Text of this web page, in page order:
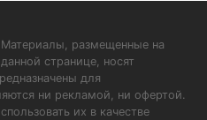
Материалы, размещенные на
данной странице, носят
для
ни рекламой, ни офертой.
их в качестве